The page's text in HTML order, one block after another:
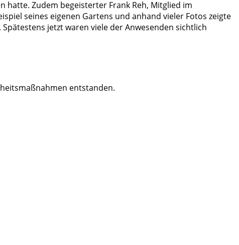
hatte. Zudem begeisterter Frank Reh, Mitglied im
seines eigenen Gartens und anhand vieler Fotos zeigte
jetzt waren viele der Anwesenden sichtlich
entstanden.